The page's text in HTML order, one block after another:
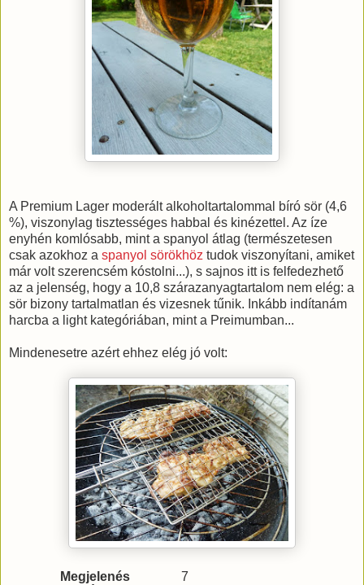
A Premium Lager moderált alkoholtartalommal bíró sör (4,6
%), viszonylag tisztességes habbal és kinézettel. Az íze
enyhén komlósabb, mint a spanyol átlag (természetesen
csak azokhoz a spanyol sörökhöz tudok viszonyítani, amiket
már volt szerencsém kóstolni...), s sajnos itt is felfedezhető
az a jelenség, hogy a 10,8 szárazanyagtartalom nem elég: a
sör bizony tartalmatlan és vizesnek tűnik. Inkább indítanám
harcba a light kategóriában, mint a Preimumban...
Mindenesetre azért ehhez elég jó volt:
Megjelenés
7